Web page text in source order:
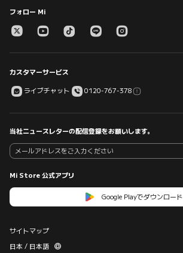
フォロー Mi
カスタマーサービス
ライブチャット 0120-767-378
当社ニュースレターの配信登録をお願いします。
Mi Store 公式アプリ
Google Playでダウンロード
サイトマップ
日本 / 日本語